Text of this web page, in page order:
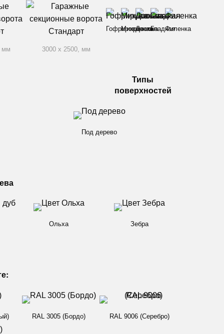
мм 3000 x 2500, мм
Гофрированная
Микроволна
ДоскаГладкаяФиленка
Типы
поверхностей
Под дерево
Ольха Зебра
RAL 3005 (Бордо) RAL 9006 (Серебро)